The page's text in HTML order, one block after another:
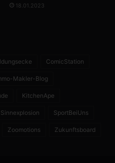
18.01.2023
ComicStation
Makler-Blog
KitchenApe
Sinnexplosion SportBeiUns
Zoomotions Zukunftsboard